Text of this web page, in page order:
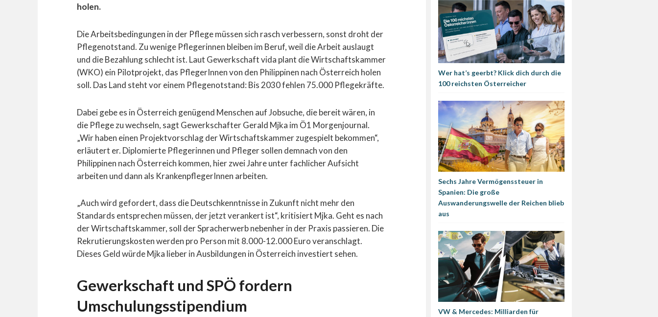
holen.
Die Arbeitsbedingungen in der Pflege müssen sich rasch verbessern, sonst droht der
Pflegenotstand. Zu wenige Pflegerinnen bleiben im Beruf, weil die Arbeit auslaugt
und die Bezahlung schlecht ist. Laut Gewerkschaft vida plant die Wirtschaftskammer
(WKO) ein Pilotprojekt, das PflegerInnen von den Philippinen nach Österreich holen
soll. Das Land steht vor einem Pflegenotstand: Bis 2030 fehlen 75.000 Pflegekräfte.
Dabei gebe es in Österreich genügend Menschen auf Jobsuche, die bereit wären, in
die Pflege zu wechseln, sagt Gewerkschafter Gerald Mjka im Ö1 Morgenjournal.
„Wir haben einen Projektvorschlag der Wirtschaftskammer zugespielt bekommen“,
erläutert er. Diplomierte Pflegerinnen und Pfleger sollen demnach von den
Philippinen nach Österreich kommen, hier zwei Jahre unter fachlicher Aufsicht
arbeiten und dann als KrankenpflegerInnen arbeiten.
„Auch wird gefordert, dass die Deutschkenntnisse in Zukunft nicht mehr den
Standards entsprechen müssen, der jetzt verankert ist“, kritisiert Mjka. Geht es nach
der Wirtschaftskammer, soll der Spracherwerb nebenher in der Praxis passieren. Die
Rekrutierungskosten werden pro Person mit 8.000-12.000 Euro veranschlagt.
Dieses Geld würde Mjka lieber in Ausbildungen in Österreich investiert sehen.
Gewerkschaft und SPÖ fordern
Umschulungsstipendium
Wer hat’s geerbt? Klick dich durch die
100 reichsten Österreicher
Sechs Jahre Vermögenssteuer in
Spanien: Die große
Auswanderungswelle der Reichen blieb
aus
VW & Mercedes: Milliarden für